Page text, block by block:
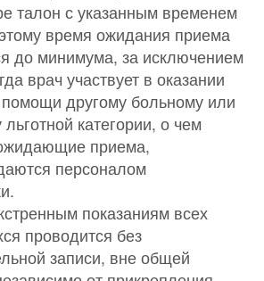
талон с указанным временем
время ожидания приема
до минимума, за исключением
врач участвует в оказании
помощи другому больному или
категории, о чем
приема,
персоналом
показаниям всех
проводится без
записи, вне общей